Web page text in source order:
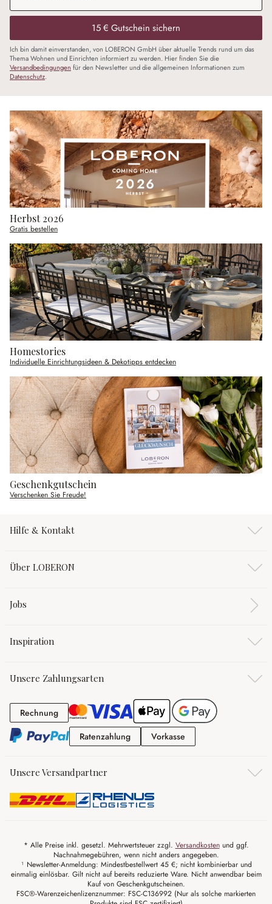
15 € Gutschein sichern
Ich bin damit einverstanden, von LOBERON GmbH über aktuelle Trends rund um das
Thema Wohnen und Einrichten informiert zu werden. Hier finden Sie die
Versandbedingungen für den Newsletter und die allgemeinen Informationen zum
Datenschutz.
Herbst 2026
Gratis bestellen
Homestories
Individuelle Einrichtungsideen & Dekotipps entdecken
Geschenkgutschein
Verschenken Sie Freude!
Hilfe & Kontakt
Über LOBERON
Jobs
Inspiration
Unsere Zahlungsarten
RechnungRechnung
RatenzahlungRatenzahlung
Vorkasse
Unsere Versandpartner
* Alle Preise inkl. gesetzl. Mehrwertsteuer zzgl. Versandkostenund ggf.
Nachnahmegebühren, wenn nicht anders angegeben.
¹ Newsletter-Anmeldung: Mindestbestellwert 45 €; nicht kombinierbar und
einmalig einlösbar. Gilt nicht auf bereits reduzierte Ware. Nicht anwendbar beim
Kauf von Geschenkgutscheinen.
FSC®-Warenzeichenlizenznummer: FSC-C136992 (Nur als solche markierten